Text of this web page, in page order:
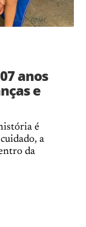
anos
e
é
a
da